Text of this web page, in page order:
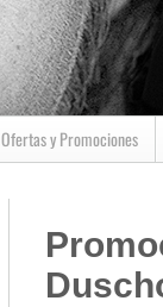
Ofertas y Promociones